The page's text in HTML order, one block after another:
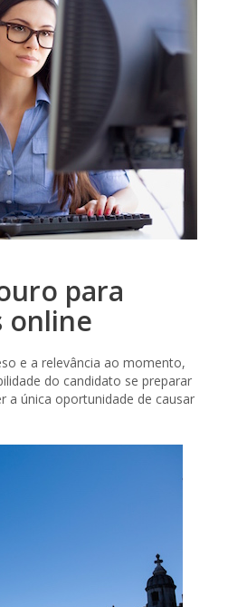
para
online
e a relevância ao momento,
do candidato se preparar
a única oportunidade de causar